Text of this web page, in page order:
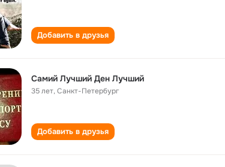
Добавить в друзья
Самий Лучший Ден Лучший
35 лет,Санкт-Петербург
Добавить в друзья